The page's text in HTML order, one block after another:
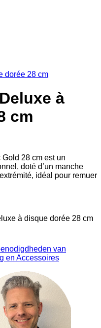
à
cm
28 cm est un
doté d’un manche
idéal pour remuer
à disque dorée 28 cm
van
en Accessoires